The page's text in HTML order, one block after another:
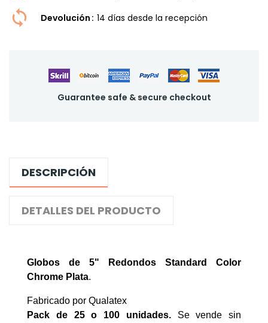
Devolución 14 dí­as desde la recepción
Guarantee safe & secure checkout
DESCRIPCIÓN
DETALLES DEL PRODUCTO
Globos de 5" Redondos Standard Color
Chrome Plata.
Fabricado por Qualatex
Pack de 25 o 100 unidades.Se vende sin